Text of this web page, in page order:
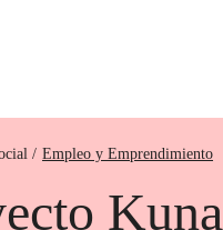
Empleo y Emprendimiento
Kuna